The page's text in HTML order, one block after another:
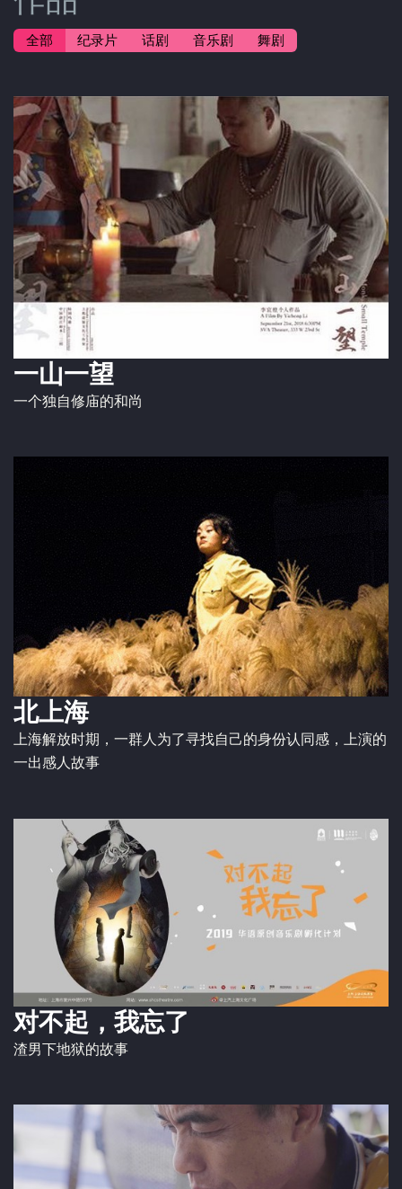
全部 纪录片 话剧 音乐剧 舞剧
一山一望
一个独自修庙的和尚
北上海
上海解放时期，一群人为了寻找自己的身份认同感，上演的
一出感人故事
对不起，我忘了
渣男下地狱的故事